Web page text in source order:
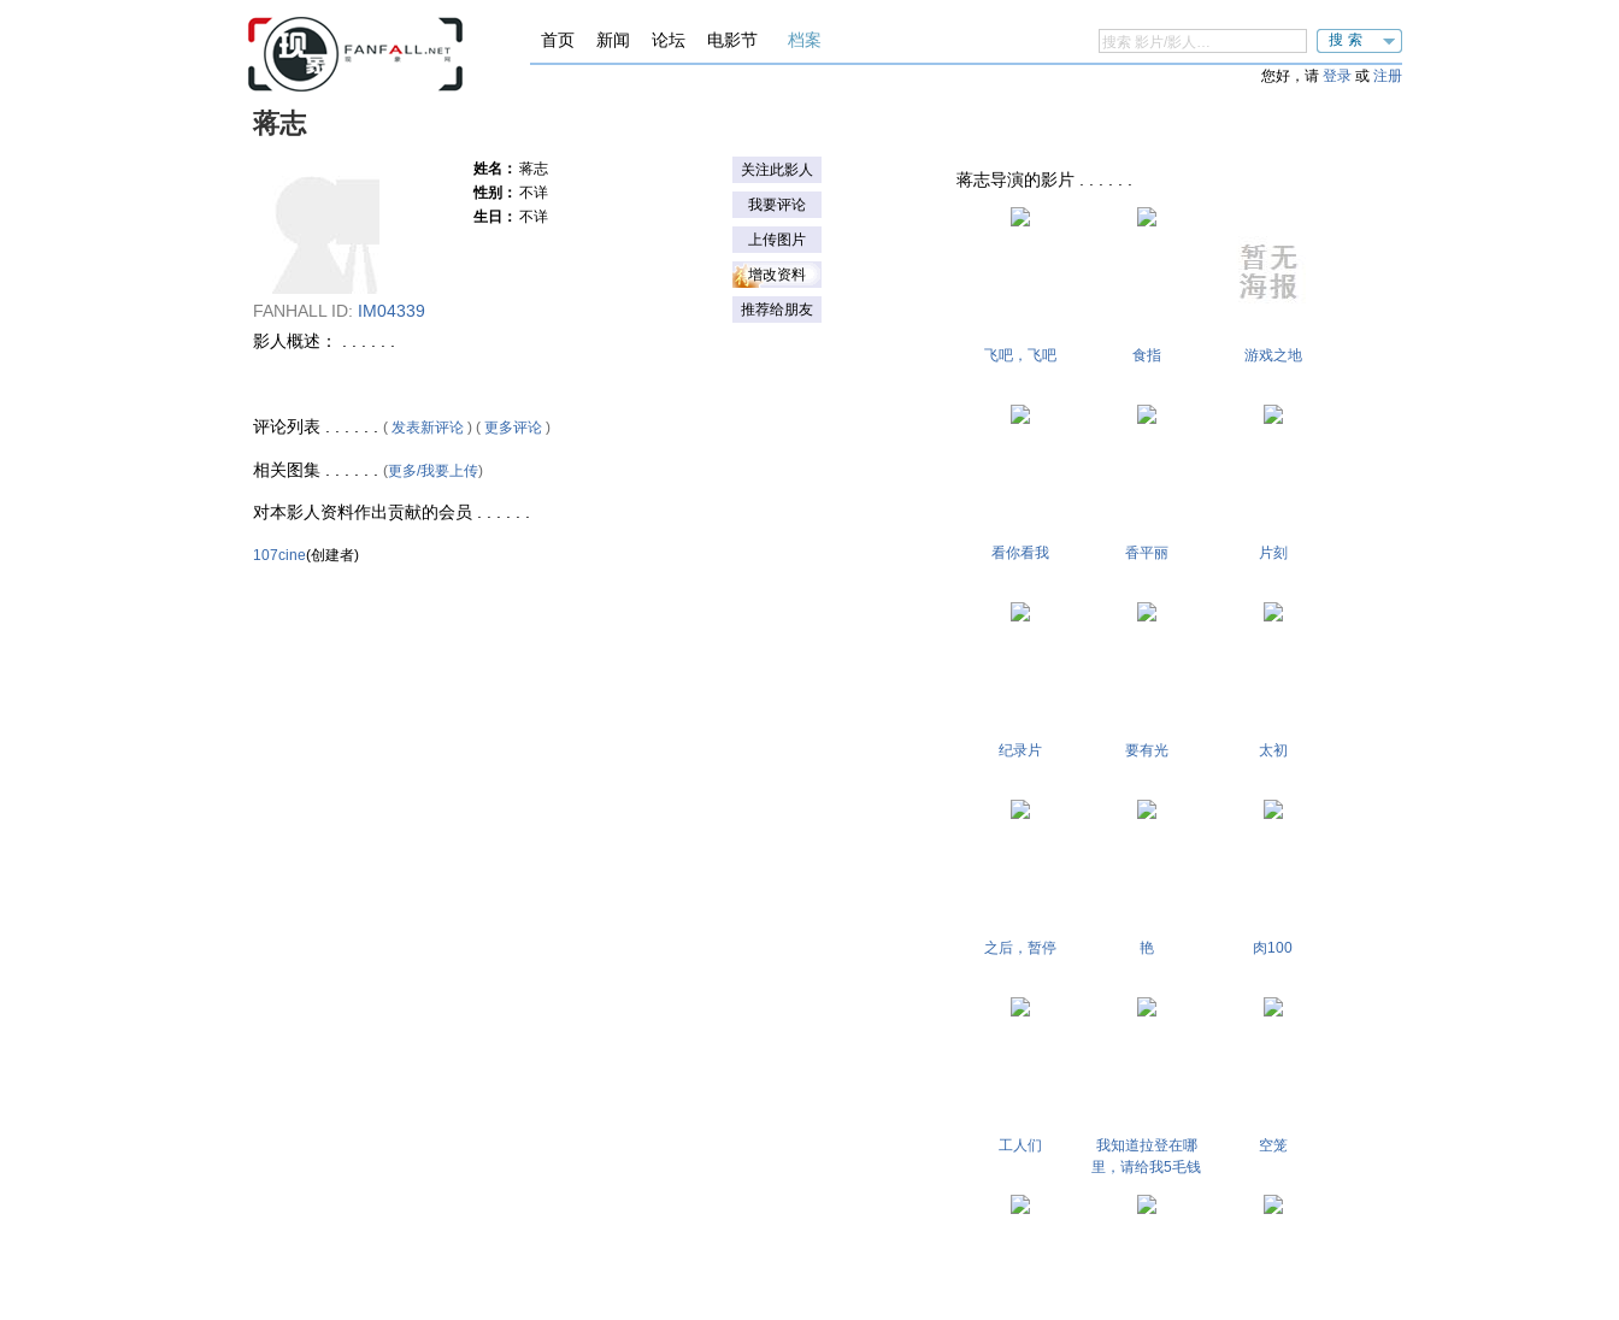
首页 新闻 论坛 电影节 档案 搜索
您好，请 登录 或 注册
蒋志
FANHALL ID: IM04339
姓名： 蒋志
性别： 不详
生日： 不详
关注此影人
我要评论
上传图片
增改资料
推荐给朋友
影人概述： . . . . . .
评论列表 . . . . . . ( 发表新评论 ) ( 更多评论 )
相关图集 . . . . . . (更多/我要上传)
对本影人资料作出贡献的会员 . . . . . .
107cine(创建者)
蒋志导演的影片 . . . . . .
飞吧，飞吧 食指 游戏之地
看你看我 香平丽 片刻
纪录片 要有光 太初
之后，暂停 艳 肉100
工人们
我知道拉登在哪
里，请给我5毛钱
空笼